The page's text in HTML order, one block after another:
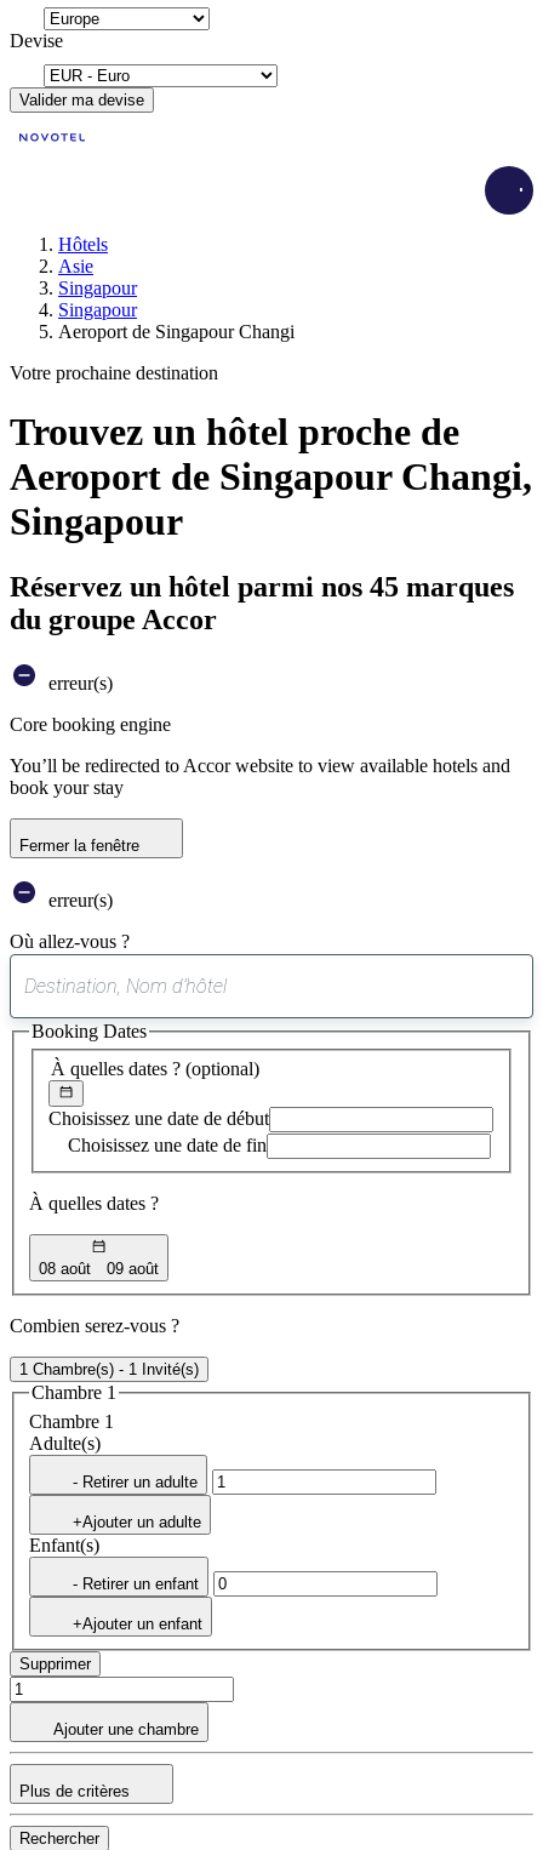
Devise
Valider ma devise
Hôtels
Asie
Singapour
Singapour
Aeroport de Singapour Changi
Votre prochaine destination
Trouvez un hôtel proche de
Aeroport de Singapour Changi,
Singapour
Réservez un hôtel parmi nos 45 marques
du groupe Accor
erreur(s)
Core booking engine
You’ll be redirected to Accor website to view available hotels and
book your stay
Fermer la fenêtre
erreur(s)
Où allez-vous ?
suggestion
trouvée
À quelles dates ? (optional)
Choisissez une date de début
Choisissez une date de fin
À quelles dates ?
08 août 09 août
Booking Dates
Combien serez-vous ?
1 Chambre(s) - 1 Invité(s)
Chambre 1
Chambre 1
Adulte(s)
- Retirer un adulte
+Ajouter un adulte
Enfant(s)
- Retirer un enfant
+Ajouter un enfant
Supprimer
Ajouter une chambre
Plus de critères
Rechercher